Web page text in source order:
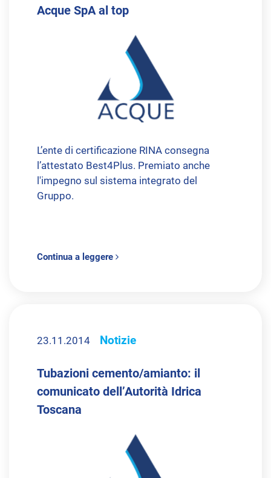
Acque SpA al top
L’ente di certificazione RINA consegna
l’attestato Best4Plus. Premiato anche
l'impegno sul sistema integrato del
Gruppo.
Continua a leggere
23.11.2014 Notizie
Tubazioni cemento/amianto: il
comunicato dell’Autorità Idrica
Toscana